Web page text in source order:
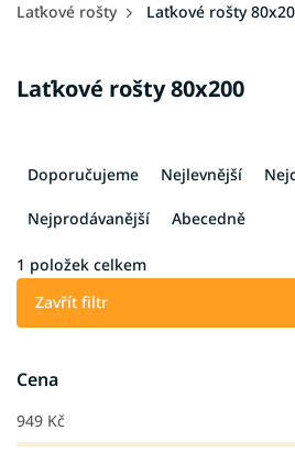
Laťkové rošty
Laťkové rošty
Laťkové rošty 80x200
í
p
u
k
t
Doporučujeme Nejlevnější
Nejprodávanější Abecedně
1 položek celkem
Zavřít filtr
Cena
949 Kč